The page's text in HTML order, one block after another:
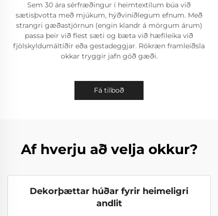
Sem 30 ára sérfræðingur í heimtextílum búa við
sætisþvotta með mjúkum, hýðviniðlegum efnum. Með
strangri gæðastjórnun (engin klandr á mörgum árum)
passa þeir við flest sæti og bæta við hæfileika við
fjölskyldumáltíðir eða gestadeggjar. Rökræn framleiðsla
okkar tryggir jafn góð gæði.
Fá tilboð
Af hverju að velja okkur?
Dekorþættar húðar fyrir heimeligri
andlit